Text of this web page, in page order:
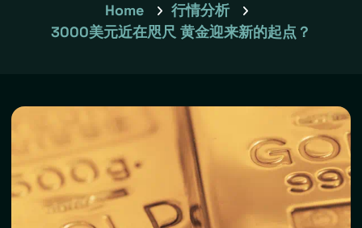
Home
行情分析
3000美元近在咫尺 黄金迎来新的起点？